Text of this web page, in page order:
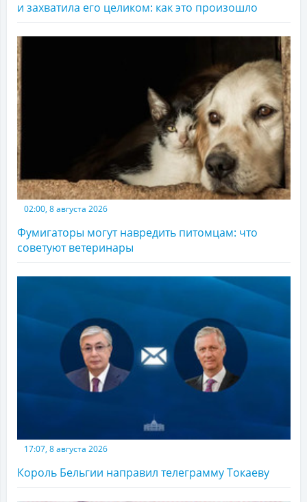
и захватила его целиком: как это произошло
02:00, 8 августа 2026
Фумигаторы могут навредить питомцам: что
советуют ветеринары
17:07, 8 августа 2026
Король Бельгии направил телеграмму Токаеву